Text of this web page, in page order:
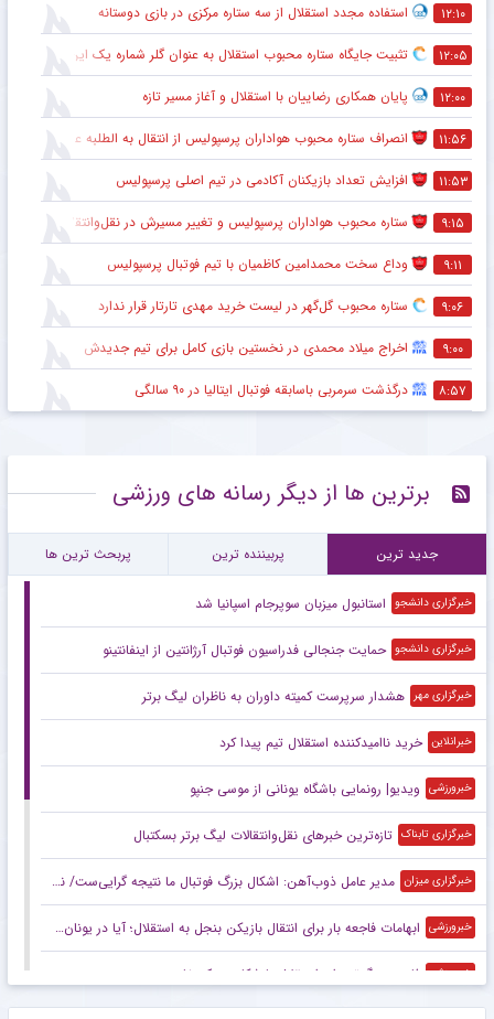
۱۲:۱۰ استفاده مجدد استقلال از سه ستاره مرکزی در بازی دوستانه
۱۲:۰۵ تثبیت جایگاه ستاره محبوب استقلال به عنوان گلر شماره یک این تیم برای شروع لیگ
۱۲:۰۰ پایان همکاری رضاییان با استقلال و آغاز مسیر تازه
۱۱:۵۶ انصراف ستاره محبوب هواداران پرسپولیس از انتقال به الطلبه عراق
۱۱:۵۳ افزایش تعداد بازیکنان آکادمی در تیم اصلی پرسپولیس
۹:۱۵ ستاره محبوب هواداران پرسپولیس و تغییر مسیرش در نقل‌وانتقالات
۹:۱۱ وداع سخت محمدامین کاظمیان با تیم فوتبال پرسپولیس
۹:۰۶ ستاره محبوب گل‌گهر در لیست خرید مهدی تارتار قرار ندارد
۹:۰۰ اخراج میلاد محمدی در نخستین بازی کامل برای تیم جدیدش
۸:۵۷ درگذشت سرمربی باسابقه فوتبال ایتالیا در ۹۰ سالگی
برترین ها از دیگر رسانه های ورزشی
جدید ترین پربیننده ترین پربحث ترین ها
خبرگزاری دانشجو استانبول میزبان سوپرجام اسپانیا شد
خبرگزاری دانشجو حمایت جنجالی فدراسیون فوتبال آرژانتین از اینفانتینو
خبرگزاری مهر هشدار سرپرست ‌کمیته داوران به ناظران لیگ برتر
خبرانلاین خرید ناامیدکننده استقلال تیم پیدا کرد
خبرورزشی ویدیو| رونمایی باشگاه یونانی از موسی جنپو
خبرگزاری تابناک تازه‌ترین خبرهای نقل‌وانتقالات لیگ برتر بسکتبال
خبرگزاری میزان مدیر عامل ذوب‌آهن: اشکال بزرگ فوتبال ما نتیجه گرایی‌ست/ نتیجه‌گرایی قدرت ریسک مدیران و مربیان را پایین می‌آورد
خبرورزشی ابهامات فاجعه بار برای انتقال بازیکن بنجل به استقلال؛ آیا در یونان هم به موسی جنپو یک میلیون دلار پیش پرداخت دادند؟!
خبرورزشی فاجعه بزرگ‌تر برای استقلال با شکایت یک خارجی